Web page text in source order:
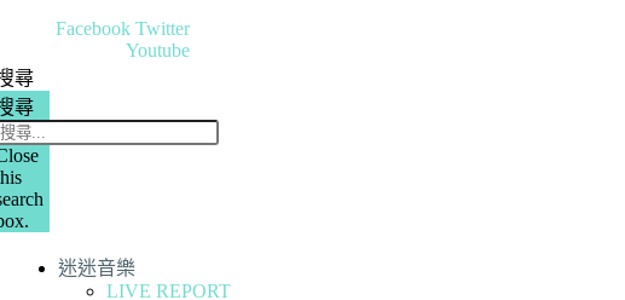
Facebook Twitter
Youtube
尋
尋
迷迷音樂
LIVE REPORT